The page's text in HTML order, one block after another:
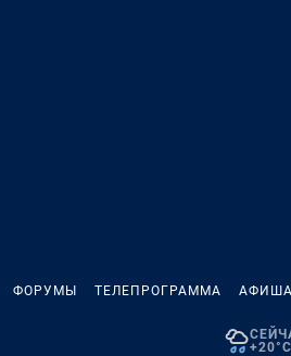
ФОРУМЫ ТЕЛЕПРОГРАММА АФИША
+20°C